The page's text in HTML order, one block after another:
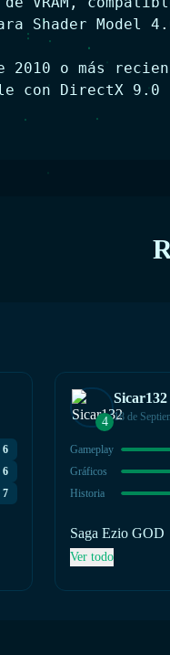
Shader Model
2010 o más
con DirectX 9.0
6
6
7
4
Sicar132
18 de
Gameplay
Gráficos
Historia
Saga Ezio GOD
Ver todo